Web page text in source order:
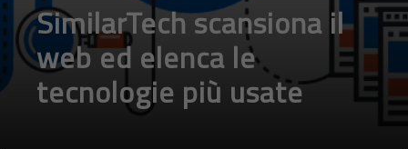
SimilarTech scansiona il
web ed elenca le
tecnologie più usate